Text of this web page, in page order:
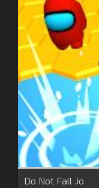
Do Not Fall .io